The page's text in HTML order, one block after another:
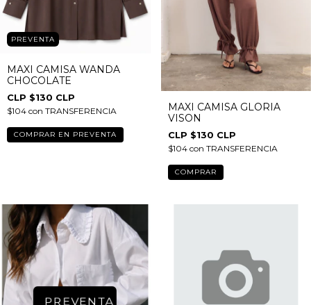
PREVENTA
MAXI CAMISA WANDA
CHOCOLATE
$130 CLP
$104 con TRANSFERENCIA
MAXI CAMISA GLORIA
VISON
$130 CLP
$104 con TRANSFERENCIA
COMPRAR
PREVENTA